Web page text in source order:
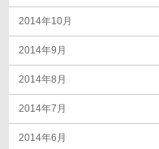
2014年10月
2014年9月
2014年8月
2014年7月
2014年6月